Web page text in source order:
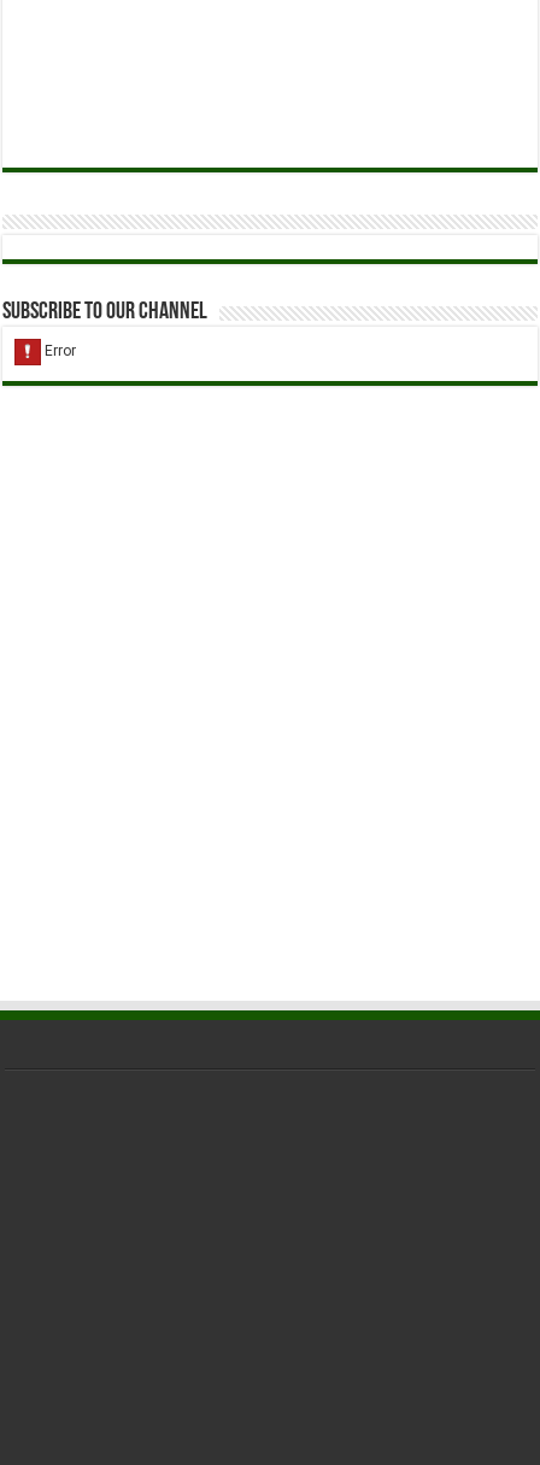
Subscribe to our Channel